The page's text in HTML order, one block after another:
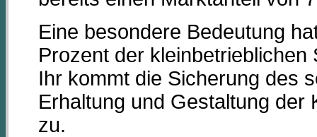
Eine besondere Bedeutung
Prozent der
Ihr kommt die Sicherung des
Erhaltung und Gestaltung der
zu.